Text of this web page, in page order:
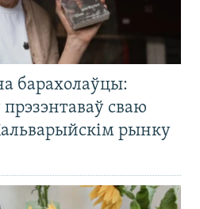
барахолаўцы:
сваю
рынку